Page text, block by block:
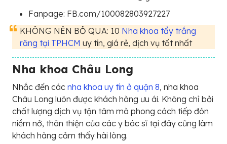
Fanpage: FB.com/100082803927227
KHÔNG NÊN BỎ QUA: 10 Nha khoa tẩy trắng
răng tại TPHCM uy tín, giá rẻ, dịch vụ tốt nhất
Nha khoa Châu Long
Nhắc đến các nha khoa uy tín ở quận 8, nha khoa
Châu Long luôn được khách hàng ưu ái. Không chỉ bởi
chất lượng dịch vụ tận tâm mà phong cách tiếp đón
niềm nở, thân thiện của các y bác sĩ tại đây cũng làm
khách hàng cảm thấy hài lòng.